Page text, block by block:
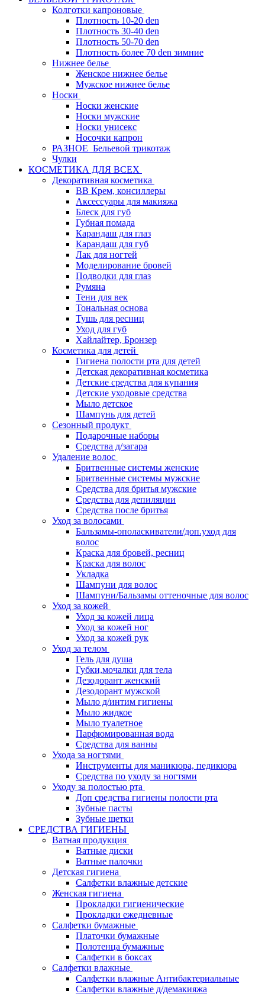
Колготки капроновые
Плотность 10-20 den
Плотность 30-40 den
Плотность 50-70 den
Плотность более 70 den зимние
Нижнее белье
Женское нижнее белье
Мужское нижнее белье
Носки
Носки женские
Носки мужские
Носки унисекс
Носочки капрон
РАЗНОЕ_Бельевой трикотаж
Чулки
КОСМЕТИКА ДЛЯ ВСЕХ
Декоративная косметика
BB Крем, консиллеры
Аксессуары для макияжа
Блеск для губ
Губная помада
Карандаш для глаз
Карандаш для губ
Лак для ногтей
Моделирование бровей
Подводки для глаз
Румяна
Тени для век
Тональная основа
Тушь для ресниц
Уход для губ
Хайлайтер, Бронзер
Косметика для детей
Гигиена полости рта для детей
Детская декоративная косметика
Детские средства для купания
Детские уходовые средства
Мыло детское
Шампунь для детей
Сезонный продукт
Подарочные наборы
Средства д/загара
Удаление волос
Бритвенные системы женские
Бритвенные системы мужские
Средства для бритья мужские
Средства для депиляции
Средства после бритья
Уход за волосами
Бальзамы-ополаскиватели/доп.уход для
волос
Краска для бровей, ресниц
Краска для волос
Укладка
Шампуни для волос
Шампуни/Бальзамы оттеночные для волос
Уход за кожей
Уход за кожей лица
Уход за кожей ног
Уход за кожей рук
Уход за телом
Гель для душа
Губки,мочалки для тела
Дезодорант женский
Дезодорант мужской
Мыло д/интим гигиены
Мыло жидкое
Мыло туалетное
Парфюмированная вода
Средства для ванны
Ухода за ногтями
Инструменты для маникюра, педикюра
Средства по уходу за ногтями
Уходу за полостью рта
Доп средства гигиены полости рта
Зубные пасты
Зубные щетки
СРЕДСТВА ГИГИЕНЫ
Ватная продукция
Ватные диски
Ватные палочки
Детская гигиена
Салфетки влажные детские
Женская гигиена
Прокладки гигиенические
Прокладки ежедневные
Салфетки бумажные
Платочки бумажные
Полотенца бумажные
Салфетки в боксах
Салфетки влажные
Салфетки влажные Антибактериальные
Салфетки влажные д/демакияжа